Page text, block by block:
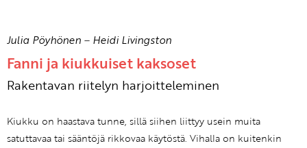
Julia Pöyhönen – Heidi Livingston
Fanni ja kiukkuiset kaksoset
Rakentavan riitelyn harjoitteleminen
Kiukku on haastava tunne, sillä siihen liittyy usein muita
satuttavaa tai sääntöjä rikkovaa käytöstä. Vihalla on kuitenkin